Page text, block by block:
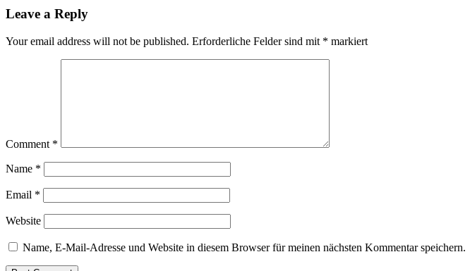
Leave a Reply
Your email address will not be published. Erforderliche Felder sind mit * markiert
Comment *
Name *
Email *
Website
Name, E-Mail-Adresse und Website in diesem Browser für meinen nächsten Kommentar speichern.